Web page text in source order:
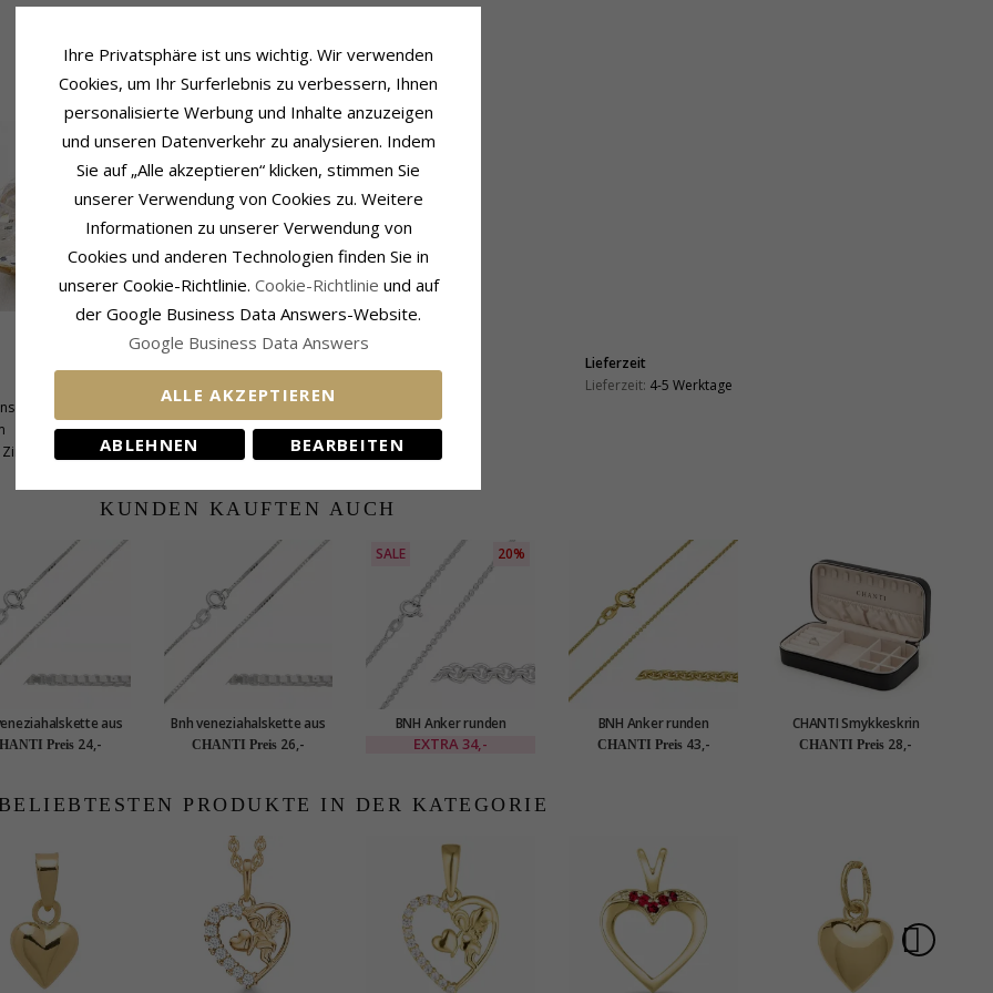
Zirkon
Breite: 8,4 mm
Tiefe:5,5 mm
Lieferzeit
Lieferzeit: 4-5 Werktage
KUNDEN KAUFTEN AUCH
aus
40 cm x 0,8 mm
Preis 24,-
Bnh veneziahalskette aus
silber 42 cm x 0,8 mm
CHANTI Preis 26,-
SALE 20%
BNH Anker runden
Halskette aus Silber 42 cm
EXTRA 34,-
BNH Anker runden
Halskette aus vergoldetem
CHANTI Preis 43,-
CHANTI Smykkeskrin
Schmuckschatulle in
CHANTI Preis 28,-
PRODUKTE IN DER KATEGORIE
Ihre Privatsphäre ist uns wichtig. Wir verwenden
Cookies, um Ihr Surferlebnis zu verbessern, Ihnen
personalisierte Werbung und Inhalte anzuzeigen
und unseren Datenverkehr zu analysieren. Indem
Sie auf „Alle akzeptieren“ klicken, stimmen Sie
unserer Verwendung von Cookies zu. Weitere
Informationen zu unserer Verwendung von
Cookies und anderen Technologien finden Sie in
unserer Cookie-Richtlinie. Cookie-Richtlinie und auf
der Google Business Data Answers-Website.
Google Business Data Answers
ALLE AKZEPTIEREN
ABLEHNEN BEARBEITEN